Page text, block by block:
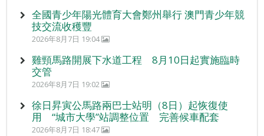
全國青少年陽光體育大會鄭州舉行 澳門青少年競
技交流收穫豐
2026年8月7日 19:04
雞頸馬路開展下水道工程 8月10日起實施臨時
交管
2026年8月7日 19:02
徐日昇寅公馬路兩巴士站明（8日）起恢復使
用 “城市大學”站調整位置 完善候車配套
2026年8月7日 18:47